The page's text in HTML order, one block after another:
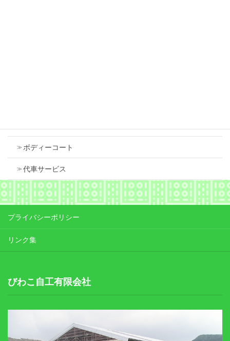
ボディーコート
代車サービス
プライバシーポリシー
リンク集
びわこ自工有限会社